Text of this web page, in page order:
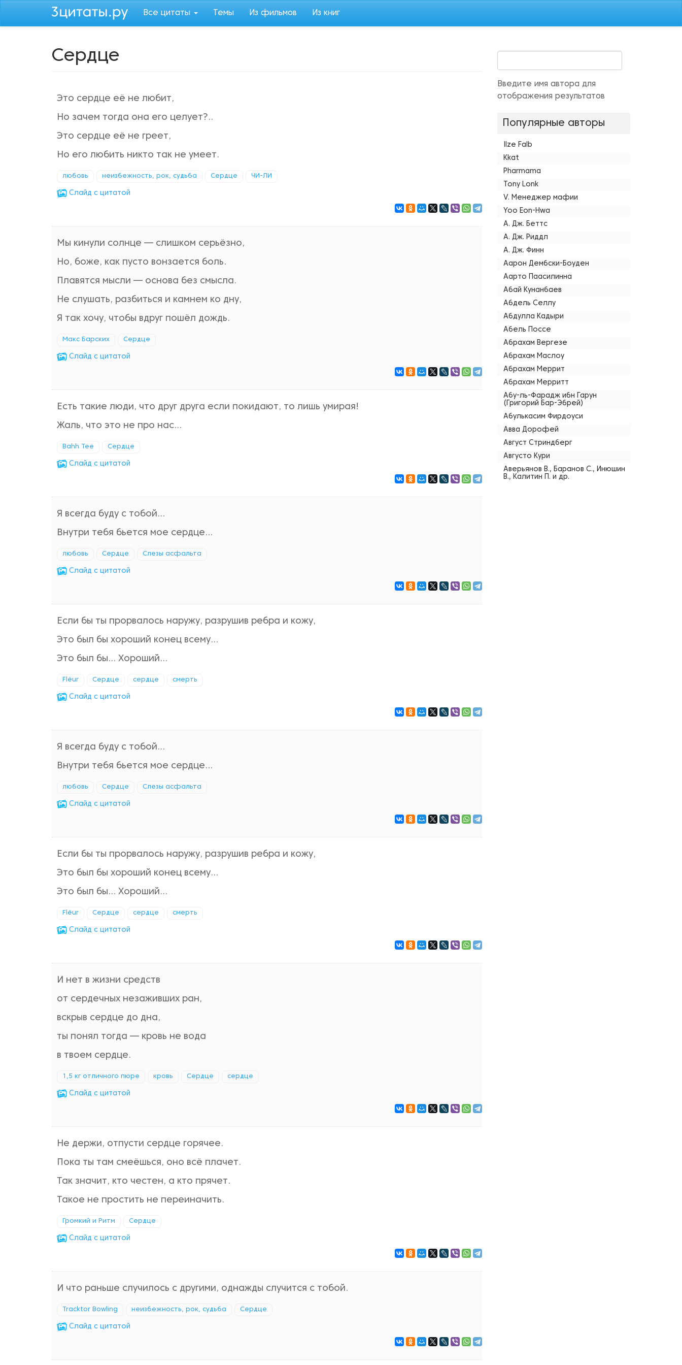
Все цитаты Темы Из фильмов Из книг
Сердце
Это сердце её не любит,
Но зачем тогда она его целует?..
Это сердце её не греет,
Но его любить никто так не умеет.
любовь неизбежность, рок, судьба Сердце ЧИ-ЛИ
Cлайд с цитатой
Мы кинули солнце — слишком серьёзно,
Но, боже, как пусто вонзается боль.
Плавятся мысли — основа без смысла.
Не слушать, разбиться и камнем ко дну,
Я так хочу, чтобы вдруг пошёл дождь.
Макс Барских Сердце
Cлайд с цитатой
Есть такие люди, что друг друга если покидают, то лишь умирая!
Жаль, что это не про нас...
Bahh Tee Сердце
Cлайд с цитатой
Я всегда буду с тобой...
Внутри тебя бьется мое сердце...
любовь Сердце Слезы асфальта
Cлайд с цитатой
Если бы ты прорвалось наружу, разрушив ребра и кожу,
Это был бы хороший конец всему...
Это был бы... Хороший...
Flёur Сердце сердце смерть
Cлайд с цитатой
Я всегда буду с тобой...
Внутри тебя бьется мое сердце...
любовь Сердце Слезы асфальта
Cлайд с цитатой
Если бы ты прорвалось наружу, разрушив ребра и кожу,
Это был бы хороший конец всему...
Это был бы... Хороший...
Flёur Сердце сердце смерть
Cлайд с цитатой
И нет в жизни средств
от сердечных незаживших ран,
вскрыв сердце до дна,
ты понял тогда — кровь не вода
в твоем сердце.
1,5 кг отличного пюре кровь Сердце сердце
Cлайд с цитатой
Не держи, отпусти сердце горячее.
Пока ты там смеёшься, оно всё плачет.
Так значит, кто честен, а кто прячет.
Такое не простить не переиначить.
Громкий и Ритм Сердце
Cлайд с цитатой
И что раньше случилось с другими, однажды случится с тобой.
Tracktor Bowling неизбежность, рок, судьба Сердце
Cлайд с цитатой
Введите имя автора для
отображения результатов
Популярные авторы
Ilze Falb
Kkat
Pharmama
Tony Lonk
V. Менеджер мафии
Yoo Eon-Hwa
А. Дж. Беттс
А. Дж. Риддл
А. Дж. Финн
Аарон Дембски-Боуден
Аарто Паасилинна
Абай Кунанбаев
Абдель Селлу
Абдулла Кадыри
Абель Поссе
Абрахам Вергезе
Абрахам Маслоу
Абрахам Меррит
Абрахам Мерритт
Абу-ль-Фарадж ибн Гарун
(Григорий Бар-Эбрей)
Абулькасим Фирдоуси
Авва Дорофей
Август Стриндберг
Августо Кури
Аверьянов В., Баранов С., Инюшин
В., Калитин П. и др.